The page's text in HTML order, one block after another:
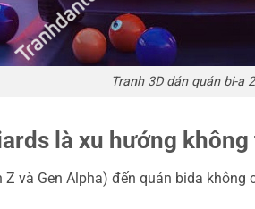
Tranh 3D dán quán bi-a
là xu hướng
và Gen Alpha) đến quán bida